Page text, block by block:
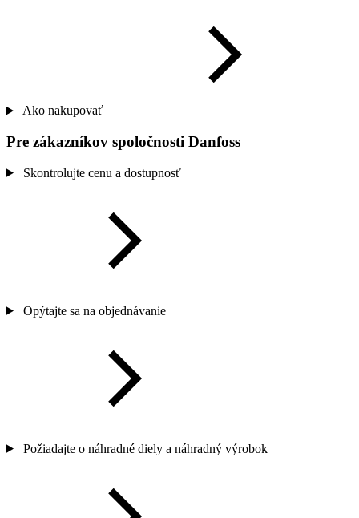
Ako nakupovať
Pre zákazníkov spoločnosti Danfoss
Skontrolujte cenu a dostupnosť
Opýtajte sa na objednávanie
Požiadajte o náhradné diely a náhradný výrobok